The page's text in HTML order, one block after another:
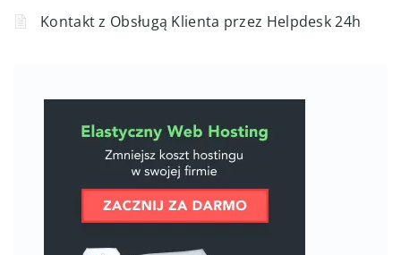
Kontakt z Obsługą Klienta przez Helpdesk 24h